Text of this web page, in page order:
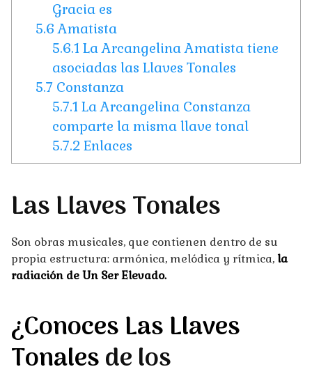
Gracia es
5.6 Amatista
5.6.1 La Arcangelina Amatista tiene
asociadas las Llaves Tonales
5.7 Constanza
5.7.1 La Arcangelina Constanza
comparte la misma llave tonal
5.7.2 Enlaces
Las Llaves Tonales
Son obras musicales, que contienen dentro de su
propia estructura: armónica, melódica y rítmica, la
radiación de Un Ser Elevado.
¿Conoces Las Llaves